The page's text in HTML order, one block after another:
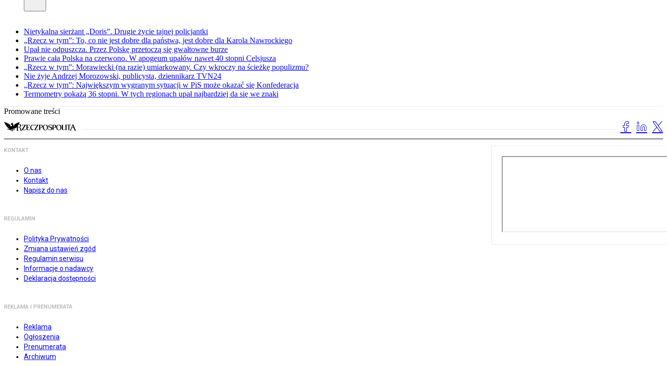
Nietykalna sierżant „Doris”. Drugie życie tajnej policjantki
„Rzecz w tym”: To, co nie jest dobre dla państwa, jest dobre dla Karola Nawrockiego
Upał nie odpuszcza. Przez Polskę przetoczą się gwałtowne burze
Prawie cała Polska na czerwono. W apogeum upałów nawet 40 stopni Celsjusza
„Rzecz w tym”: Morawiecki (na razie) umiarkowany. Czy wkroczy na ścieżkę populizmu?
Nie żyje Andrzej Morozowski, publicysta, dziennikarz TVN24
„Rzecz w tym”: Największym wygranym sytuacji w PiS może okazać się Konfederacja
Termometry pokażą 36 stopni. W tych regionach upał najbardziej da się we znaki
Promowane treści
KONTAKT
O nas
Kontakt
Napisz do nas
REGULAMIN
Polityka Prywatności
Zmiana ustawień zgód
Regulamin serwisu
Informacje o nadawcy
Deklaracja dostępności
REKLAMA I PRENUMERATA
Reklama
Ogłoszenia
Prenumerata
Archiwum